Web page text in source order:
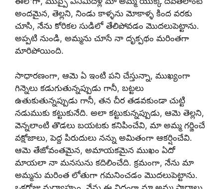
అందమైన, తెల్లని, నిండు కాళ్ళను మోకాళ్ళ కింద వరకు
చూసి, నేను కోరికల సుడిలో తేలిపోవడం మొదలుపెట్టాను.
అప్పటి నుండి, అమ్మను చూసే నా దృక్పథం మరింతగా
మారిపోయింది.
సాధారణంగా, ఆమె ఏ ఇంటి పని చేస్తున్నా, ముఖ్యంగా
గిన్నెలు కడుగుతున్నప్పుడు గానీ, బట్టలు
ఉతుకుతున్నప్పుడు గానీ, తన చీర తడవకుండా చుట్టి
నడుముకు కట్టుకునేది. అలా కట్టుకున్నప్పుడు, ఆమె తెల్లని,
వెన్నలాంటి తొడలు బయటకు కనిపించేవి, మా అమ్మ గర్జించే
వక్షోజాలు, పెద్ద పిరుదులు నన్ను అమితంగా ఆకర్షించేవి.
ఆమె తేజోవంతమైన, అమాయకమైన ముఖం ఏదో
మాయలా నా మనసును కదిలించేది. క్రమంగా, నేను మా
అమ్మను మరింత లోతుగా గమనించడం మొదలుపెట్టాను.